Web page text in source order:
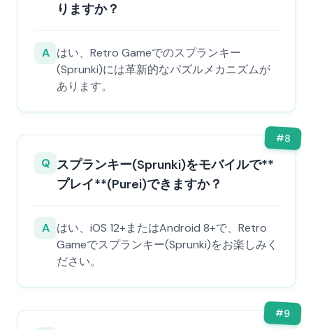
りますか？
A はい、Retro Gameでのスプランキー
(Sprunki)には革新的なパズルメカニズムが
あります。
#8
Q スプランキー(Sprunki)をモバイルで**
プレイ**(Purei)できますか？
A はい、iOS 12+またはAndroid 8+で、Retro
Gameでスプランキー(Sprunki)をお楽しみく
ださい。
#9